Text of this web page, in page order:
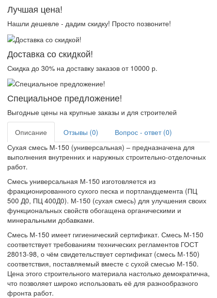
Лучшая цена!
Нашли дешевле - дадим скидку! Просто позвоните!
Доставка со скидкой!
Скидка до 30% на доставку заказов от 10000 р.
Специальное предложение!
Выгодные цены на крупные заказы и для строителей
Описание Отзывы (0)
Вопрос - ответ (0)
Сухая смесь М-150 (универсальная) – предназначена для
выполнения внутренних и наружных строительно-отделочных
работ.
Смесь универсальная М-150 изготовляется из
фракционированного сухого песка и портландцемента (ПЦ
500 Д0, ПЦ 400Д0). М-150 (сухая смесь) для улучшения своих
функциональных свойств обогащена органическими и
минеральными добавками.
Смесь М-150 имеет гигиенический сертификат. Смесь М-150
соответствует требованиям технических регламентов ГОСТ
28013-98, о чём свидетельствует сертификат (смесь М-150)
соответствия, поставляемый вместе с сухой смесью М-150.
Цена этого строительного материала настолько демократична,
что позволяет широко использовать её для разнообразного
фронта работ.